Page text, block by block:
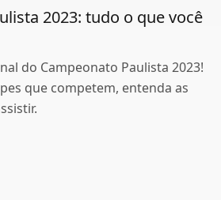
2023: tudo o que você
do Campeonato Paulista 2023!
que competem, entenda as